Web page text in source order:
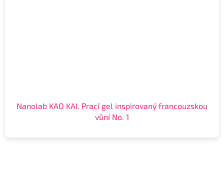
Nanolab KAO KAI. Prací gel inspirovaný francouzskou
vůní No. 1